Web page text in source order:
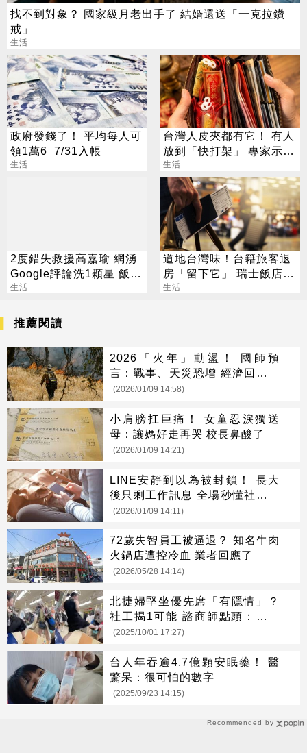
找不到對象？ 國家級月老出手了 結婚還送「一克拉鑽
戒」
生活
政府發錢了！ 平均每人可
領1萬6 7/31入帳
生活
台灣人皮夾都有它！ 有人
放到「快打架」 專家示
警：會過期
生活
2度錯失救援高嘉瑜 網湧
Google評論洗1顆星 飯店
回應了
生活
道地台灣味！台籍旅客退
房「留下它」 瑞士飯店員
工吃上癮
生活
Recommended by
推薦閱讀
2026「火年」動盪！ 國師預
言：戰事、天災恐增 經濟回升乏
力
(2026/01/09 14:58)
小肩膀扛巨痛！ 女童忍淚獨送
母：讓媽好走再哭 校長鼻酸了
(2026/01/09 14:21)
LINE安靜到以為被封鎖！ 長大
後只剩工作訊息 全場秒懂社交現
實
(2026/01/09 14:11)
72歲失智員工被逼退？ 知名牛肉
火鍋店遭控冷血 業者回應了
(2026/05/28 14:14)
北捷婦堅坐優先席「有隱情」？
社工揭1可能 諮商師點頭：沒想
到
(2025/10/01 17:27)
台人年吞逾4.7億顆安眠藥！ 醫
驚呆：很可怕的數字
(2025/09/23 14:15)